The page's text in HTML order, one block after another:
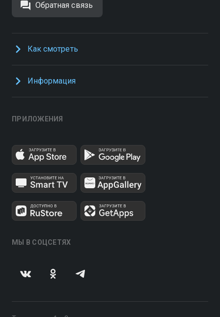
Обратная связь
Как смотреть
Информация
ПРИЛОЖЕНИЯ
МЫ В СОЦСЕТЯХ